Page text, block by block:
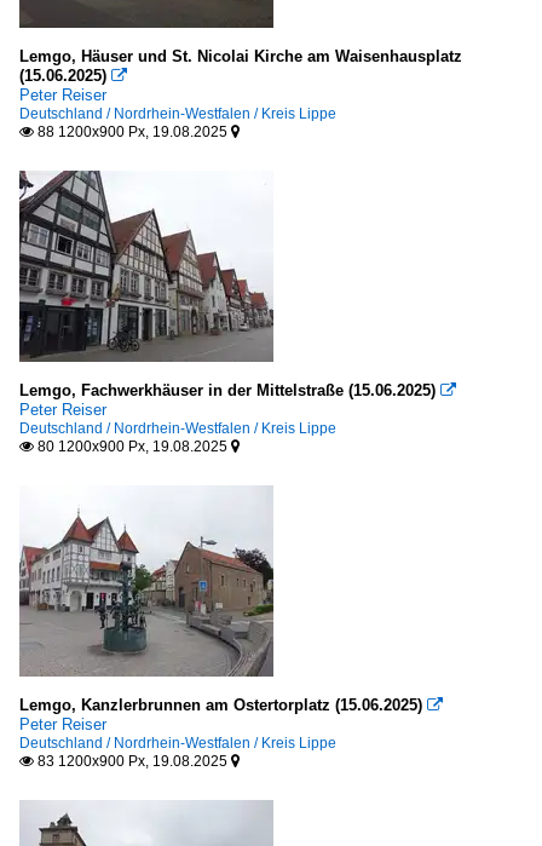
Lemgo, Häuser und St. Nicolai Kirche am Waisenhausplatz
(15.06.2025) 
Peter Reiser
Deutschland / Nordrhein-Westfalen / Kreis Lippe
 88 1200x900 Px, 19.08.2025 
Lemgo, Fachwerkhäuser in der Mittelstraße (15.06.2025) 
Peter Reiser
Deutschland / Nordrhein-Westfalen / Kreis Lippe
 80 1200x900 Px, 19.08.2025 
Lemgo, Kanzlerbrunnen am Ostertorplatz (15.06.2025) 
Peter Reiser
Deutschland / Nordrhein-Westfalen / Kreis Lippe
 83 1200x900 Px, 19.08.2025 